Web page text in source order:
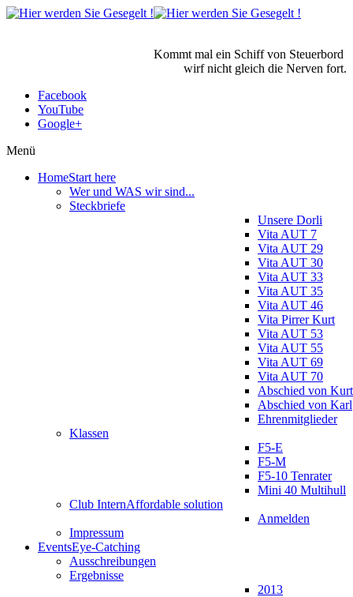
Kommt mal ein Schiff von Steuerbord
wirf nicht gleich die Nerven fort.
Facebook
YouTube
Google+
Menü
HomeStart here
Wer und WAS wir sind...
Steckbriefe
Unsere Dorli
Vita AUT 7
Vita AUT 29
Vita AUT 30
Vita AUT 33
Vita AUT 35
Vita AUT 46
Vita Pirrer Kurt
Vita AUT 53
Vita AUT 55
Vita AUT 69
Vita AUT 70
Abschied von Kurt
Abschied von Karl
Ehrenmitglieder
Klassen
F5-E
F5-M
F5-10 Tenrater
Mini 40 Multihull
Club InternAffordable solution
Anmelden
Impressum
EventsEye-Catching
Ausschreibungen
Ergebnisse
2013